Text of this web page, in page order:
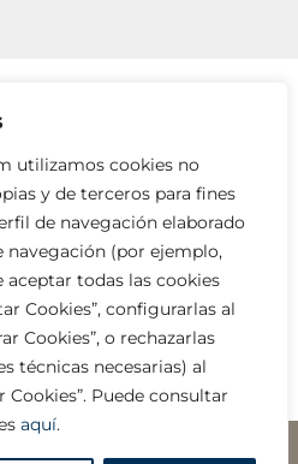
utilizamos cookies no
y de terceros para fines
de navegación elaborado
navegación (por ejemplo,
aceptar todas las cookies
Cookies”, configurarlas al
Cookies”, o rechazarlas
técnicas necesarias) al
Cookies”. Puede consultar
aquí.
NEWSLETTERS
FORMULARIO